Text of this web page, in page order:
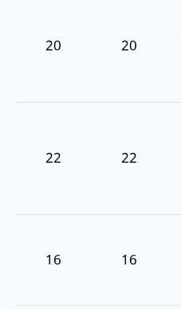
20 20
22 22
16 16